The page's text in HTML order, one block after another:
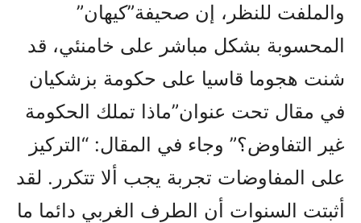
والملفت للنظر، إن صحيفة”کيهان”
المحسوبة بشکل مباشر على خامنئي، قد
شنت هجوما قاسيا على حکومة بزشکيان
في مقال تحت عنوان”ماذا تملك الحكومة
غير التفاوض؟” وجاء في المقال: “التركيز
على المفاوضات تجربة يجب ألا تتكرر. لقد
أثبتت السنوات أن الطرف الغربي دائما ما